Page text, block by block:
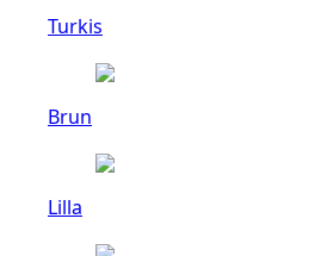
Turkis
Brun
Lilla